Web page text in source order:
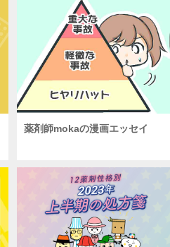
薬剤師mokaの漫画エッセイ